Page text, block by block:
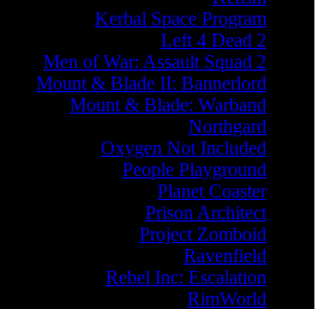
Kerbal Space Program
Left 4 Dead 2
Men of War: Assault Squad 2
Mount & Blade II: Bannerlord
Mount & Blade: Warband
Northgard
Oxygen Not Included
People Playground
Planet Coaster
Prison Architect
Project Zomboid
Ravenfield
Rebel Inc: Escalation
RimWorld